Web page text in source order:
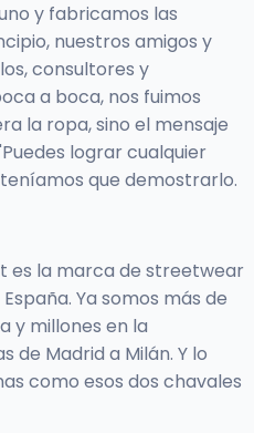
y fabricamos las
nuestros amigos y
consultores y
a boca, nos fuimos
la ropa, sino el mensaje
lograr cualquier
que demostrarlo.
es la marca de streetwear
Ya somos más de
y millones en la
de Madrid a Milán. Y lo
como esos dos chavales